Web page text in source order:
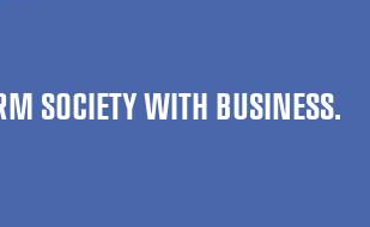
SOCIETY WITH BUSINESS.